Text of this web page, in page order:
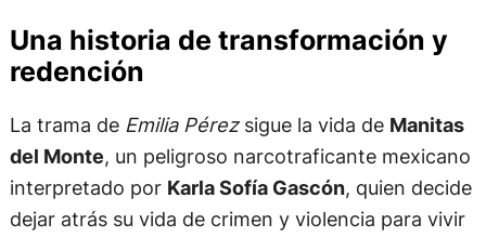
Una historia de transformación y
redención
La trama de Emilia Pérez sigue la vida de Manitas
del Monte, un peligroso narcotraficante mexicano
interpretado por Karla Sofía Gascón, quien decide
dejar atrás su vida de crimen y violencia para vivir